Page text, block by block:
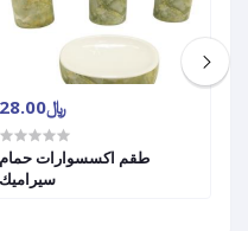
﷼28.00
طقم اكسسوارات حمام
سيراميك